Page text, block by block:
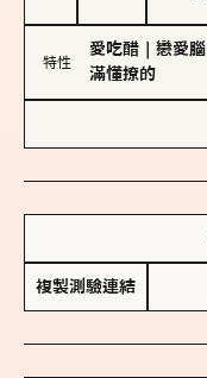
特性
愛吃醋 戀愛腦
滿懂撩的
複製測驗連結